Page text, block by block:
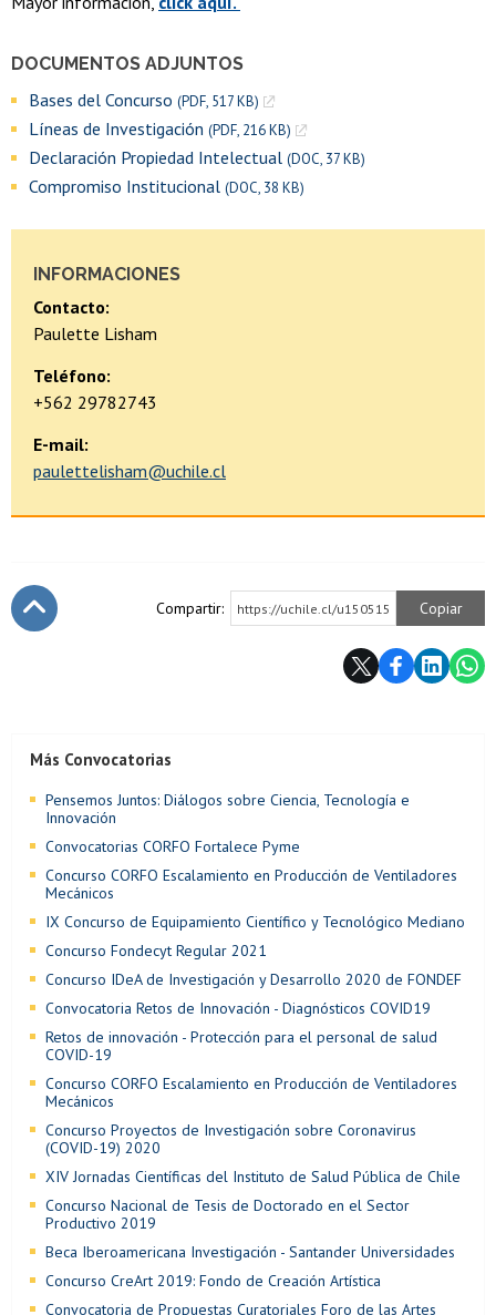
DOCUMENTOS ADJUNTOS
Bases del Concurso (PDF, 517 KB)
Líneas de Investigación (PDF, 216 KB)
Declaración Propiedad Intelectual (DOC, 37 KB)
Compromiso Institucional (DOC, 38 KB)
INFORMACIONES
Contacto:
Paulette Lisham
Teléfono:
+562 29782743
E-mail:
paulettelisham@uchile.cl
Compartir: https://uchile.cl/u150515 Copiar
Más Convocatorias
Pensemos Juntos: Diálogos sobre Ciencia, Tecnología e
Innovación
Convocatorias CORFO Fortalece Pyme
Concurso CORFO Escalamiento en Producción de Ventiladores
Mecánicos
IX Concurso de Equipamiento Científico y Tecnológico Mediano
Concurso Fondecyt Regular 2021
Concurso IDeA de Investigación y Desarrollo 2020 de FONDEF
Convocatoria Retos de Innovación - Diagnósticos COVID19
Retos de innovación - Protección para el personal de salud
COVID-19
Concurso CORFO Escalamiento en Producción de Ventiladores
Mecánicos
Concurso Proyectos de Investigación sobre Coronavirus
(COVID-19) 2020
XIV Jornadas Científicas del Instituto de Salud Pública de Chile
Concurso Nacional de Tesis de Doctorado en el Sector
Productivo 2019
Beca Iberoamericana Investigación - Santander Universidades
Concurso CreArt 2019: Fondo de Creación Artística
Convocatoria de Propuestas Curatoriales Foro de las Artes